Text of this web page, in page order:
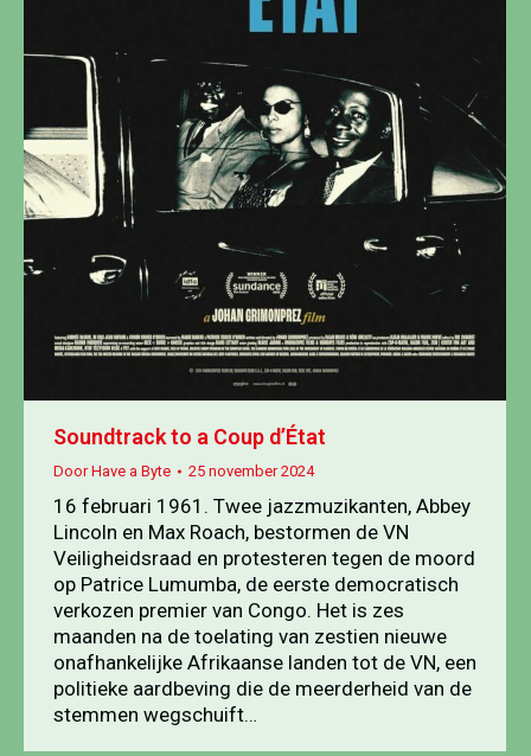
Soundtrack to a Coup d’État
DoorHave a Byte 25 november 2024
16 februari 1961. Twee jazzmuzikanten, Abbey
Lincoln en Max Roach, bestormen de VN
Veiligheidsraad en protesteren tegen de moord
op Patrice Lumumba, de eerste democratisch
verkozen premier van Congo. Het is zes
maanden na de toelating van zestien nieuwe
onafhankelijke Afrikaanse landen tot de VN, een
politieke aardbeving die de meerderheid van de
stemmen wegschuift…